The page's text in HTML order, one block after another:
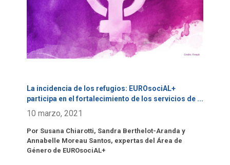
La incidencia de los refugios: EUROsociAL+
participa en el fortalecimiento de los servicios de ...
10 marzo, 2021
Por Susana Chiarotti, Sandra Berthelot-Aranda y
Annabelle Moreau Santos, expertas del Área de
Género de EUROsociAL+